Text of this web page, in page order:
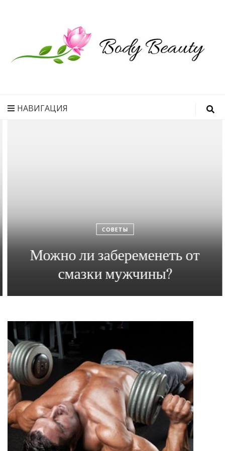
идеального
НАВИГАЦИЯ
СОВЕТЫ
Можно ли забеременеть от
смазки мужчины?